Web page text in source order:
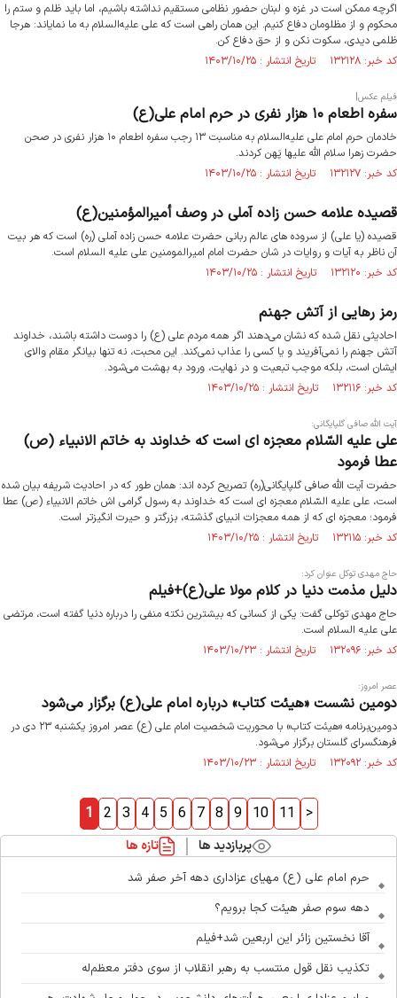
اگرچه ممکن است در غزه و لبنان حضور نظامی مستقیم نداشته باشیم، اما باید ظلم و ستم را
محکوم و از مظلومان دفاع کنیم. این همان راهی است که علی علیه‌السلام به ما نمایاند: هرجا
ظلمی دیدی، سکوت نکن و از حق دفاع کن.
کد خبر: ۱۳۲۱۲۸ تاریخ انتشار : ۱۴۰۳/۱۰/۲۵
فیلم عکس|
سفره اطعام‌ ۱۰ هزار نفری در حرم امام علی(ع)
خادمان حرم امام علی علیه‌السلام به مناسبت ۱۳ رجب سفره اطعام ۱۰ هزار نفری در صحن
حضرت زهرا سلام الله علیها پَهن کردند.
کد خبر: ۱۳۲۱۲۷ تاریخ انتشار : ۱۴۰۳/۱۰/۲۵
قصیده علامه حسن زاده آملی در وصف أمیرالمؤمنین(ع)
قصیده (یا علی) از سروده های عالم ربانی حضرت علامه حسن زاده آملی (ره) است که هر بیت
آن ناظر به آیات و روایات در شان حضرت امام امیرالمومنین علی علیه السلام است.
کد خبر: ۱۳۲۱۲۰ تاریخ انتشار : ۱۴۰۳/۱۰/۲۵
رمز رهایی از آتش جهنم
احادیثی نقل شده که نشان می‌دهند اگر همه مردم علی (ع) را دوست داشته باشند، خداوند
آتش جهنم را نمی‌آفریند و یا کسی را عذاب نمی‌کند. این محبت، نه تنها بیانگر مقام والای
ایشان است، بلکه موجب تبعیت و در نهایت، ورود به بهشت می‌شود.
کد خبر: ۱۳۲۱۱۶ تاریخ انتشار : ۱۴۰۳/۱۰/۲۵
آیت الله صافی گلپایگانی:
علی علیه ‎السّلام معجزه ای است که خداوند به خاتم الانبیاء (ص)
عطا فرمود
حضرت آیت الله صافی گلپایگانی(ره) تصریح کرده اند: همان طور که در احادیث شریفه بیان شده
است، علی علیه ‎السّلام معجزه ای است که خداوند به رسول گرامی اش خاتم الانبیاء (ص) عطا
فرمود؛ معجزه ای که از همه معجزات انبیای گذشته، بزرگتر و حیرت انگیزتر است.
کد خبر: ۱۳۲۱۱۵ تاریخ انتشار : ۱۴۰۳/۱۰/۲۵
حاج مهدی توکل عنوان کرد:
دلیل مذمت دنیا در کلام مولا علی(ع)+فیلم
حاج مهدی توکلی گفت: یکی از کسانی که بیشترین نکته منفی را درباره دنیا گفته است، مرتضی
علی علیه السلام است.
کد خبر: ۱۳۲۰۹۶ تاریخ انتشار : ۱۴۰۳/۱۰/۲۳
عصر امروز:
دومین‌ نشست «هیئت کتاب» درباره امام علی(ع) برگزار می‌شود
دومین‌برنامه «هیئت کتاب» با محوریت شخصیت امام علی (ع) عصر امروز یکشنبه ۲۳ دی در
فرهنگسرای گلستان برگزار می‌شود.
کد خبر: ۱۳۲۰۹۲ تاریخ انتشار : ۱۴۰۳/۱۰/۲۳
1 2 3 4 5 6 7 8 9 10 11 >
پربازدید ها تازه ها
حرم امام علی (ع) مهیای عزاداری دهه آخر صفر شد
دهه سوم صفر هیئت کجا برویم؟
آقا نخستین زائر این اربعین شد+فیلم
تکذیب نقل قول منتسب به رهبر انقلاب از سوی دفتر معظم‌له